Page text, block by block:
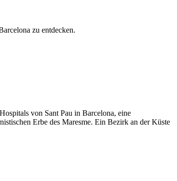
zu entdecken.
von Sant Pau in Barcelona, eine
Erbe des Maresme. Ein Bezirk an der Küste